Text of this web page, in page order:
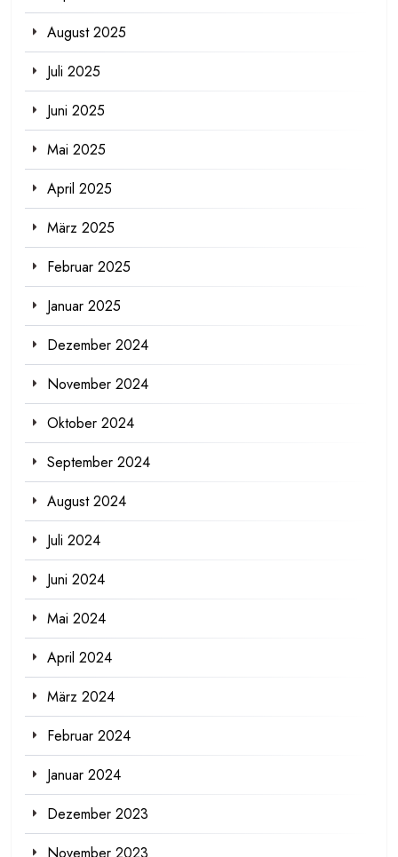
August 2025
Juli 2025
Juni 2025
Mai 2025
April 2025
März 2025
Februar 2025
Januar 2025
Dezember 2024
November 2024
Oktober 2024
September 2024
August 2024
Juli 2024
Juni 2024
Mai 2024
April 2024
März 2024
Februar 2024
Januar 2024
Dezember 2023
November 2023